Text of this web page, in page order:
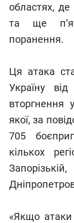
областях, де
та ще
поранення.
Ця атака
Україну
вторгнення
якої, за
705
кількох
«Якщо